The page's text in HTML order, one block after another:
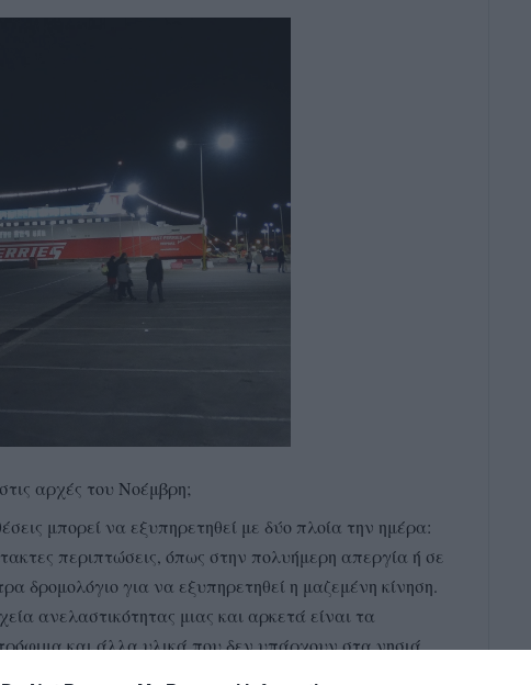
αρχές του Νοέμβρη;
μπορεί να εξυπηρετηθεί με δύο πλοία την ημέρα:
περιπτώσεις, όπως στην πολυήμερη απεργία ή σε
δρομολόγιο για να εξυπηρετηθεί η μαζεμένη κίνηση.
ανελαστικότητας μιας και αρκετά είναι τα
και άλλα υλικά που δεν υπάρχουν στα νησιά
άνθρωποι και αυτοκινήτα μετακινούνται από